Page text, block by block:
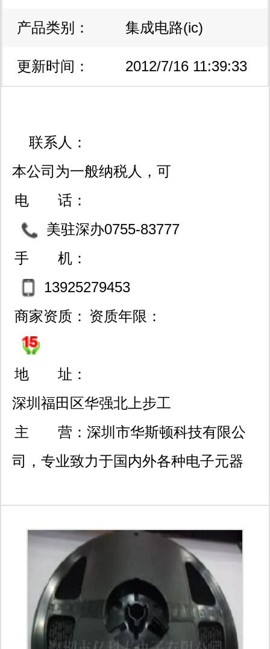
产品类别： 集成电路(ic)
更新时间： 2012/7/16 11:39:33
联系人：
本公司为一般纳税人，可
开13%点正规增值税票！
以及3%普通发票！！
电 话：
美驻深办0755-83777
708“进口原装正品专供”/07
55-82799993/”原装现货“07
55-83777607
手 机：
13925279453
商家资质： 资质年限：
地 址：
深圳福田区华强北上步工
业区201栋4楼a18室//分公
司:福田区华强北深纺大厦c
47展销部 分销柜:湖南省郴
州市桂阳和平杉林下分销
主 营： 深圳市华斯顿科技有限公
司，专业致力于国内外各种电子元器
线，产品广泛应用于通讯网络、航空航
天、军事设备、医疗机械、精密仪器。
不仅与美，欧，日，韩等数十家元器件
生产商及代理销售机构建立了良好的合